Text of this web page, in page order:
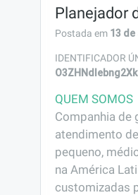
Planejador
Postada em 13
IDENTIFICADOR
QUEM SOMOS
Companhia de
atendimento
pequeno,
na América
customizadas